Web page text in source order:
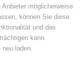
möglicherweise
können Sie diese
und das
kann.
laden.